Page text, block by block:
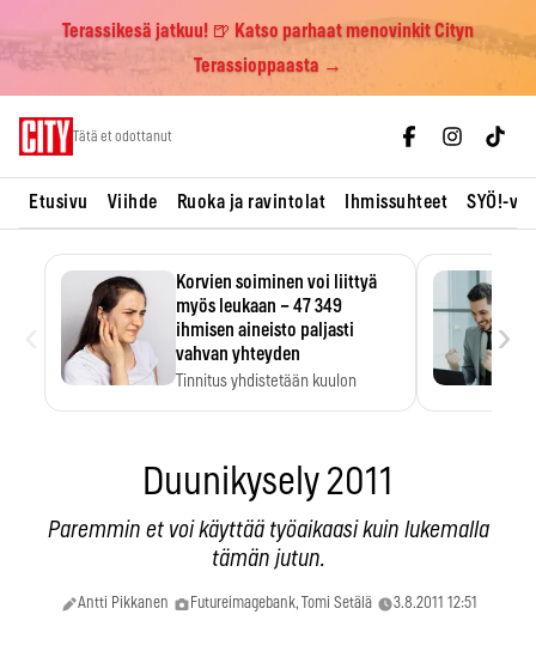
Terassikesä jatkuu! 🍺 Katso parhaat menovinkit Cityn
Terassioppaasta →
Tätä et odottanut
Etusivu Viihde Ruoka ja ravintolat Ihmissuhteet SYÖ!-
Korvien soiminen voi liittyä
myös leukaan – 47 349
ihmisen aineisto paljasti
vahvan yhteyden
Tinnitus yhdistetään kuulon
›
Duunikysely 2011
Paremmin et voi käyttää työaikaasi kuin lukemalla
tämän jutun.
Antti Pikkanen Futureimagebank, Tomi Setälä 3.8.2011 12:51